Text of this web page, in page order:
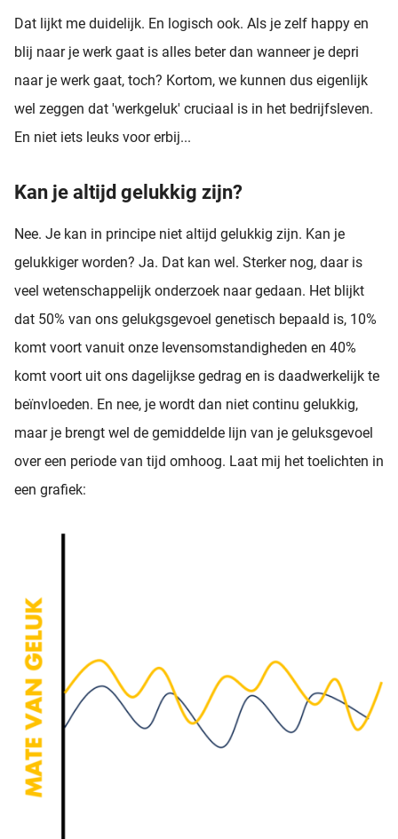
Dat lijkt me duidelijk. En logisch ook. Als je zelf happy en
blij naar je werk gaat is alles beter dan wanneer je depri
naar je werk gaat, toch? Kortom, we kunnen dus eigenlijk
wel zeggen dat 'werkgeluk' cruciaal is in het bedrijfsleven.
En niet iets leuks voor erbij...
Kan je altijd gelukkig zijn?
Nee. Je kan in principe niet altijd gelukkig zijn. Kan je
gelukkiger worden? Ja. Dat kan wel. Sterker nog, daar is
veel wetenschappelijk onderzoek naar gedaan. Het blijkt
dat 50% van ons gelukgsgevoel genetisch bepaald is, 10%
komt voort vanuit onze levensomstandigheden en 40%
komt voort uit ons dagelijkse gedrag en is daadwerkelijk te
beïnvloeden. En nee, je wordt dan niet continu gelukkig,
maar je brengt wel de gemiddelde lijn van je geluksgevoel
over een periode van tijd omhoog. Laat mij het toelichten in
een grafiek: